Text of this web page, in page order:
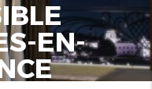
EN-